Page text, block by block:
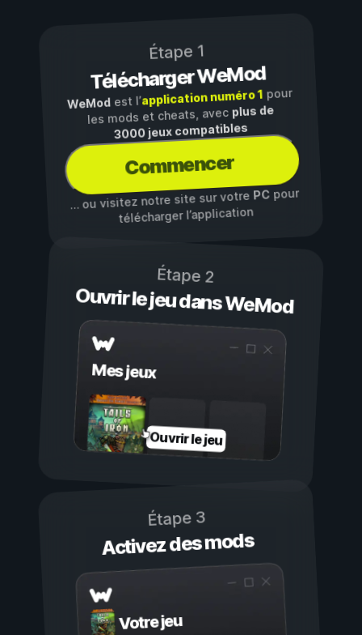
Étape 1
Télécharger WeMod
WeModest l’application numéro 1pour
les mods et cheats, avec plus de
3000 jeux compatibles
Commencer
… ou visitez notre site sur votre PCpour
télécharger l’application
Étape 2
Ouvrir le jeu dans WeMod
Mes jeux
Ouvrir le jeu
Étape 3
Activez des mods
Votre jeu